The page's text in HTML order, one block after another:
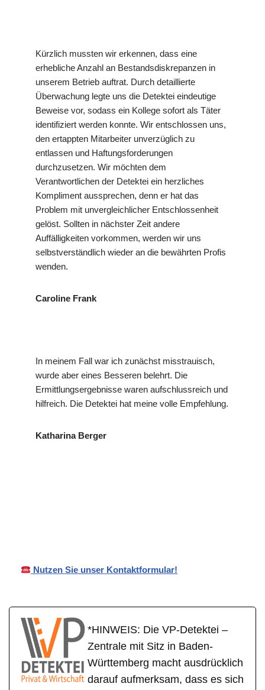
Kürzlich mussten wir erkennen, dass eine
erhebliche Anzahl an Bestandsdiskrepanzen in
unserem Betrieb auftrat. Durch detaillierte
Überwachung legte uns die Detektei eindeutige
Beweise vor, sodass ein Kollege sofort als Täter
identifiziert werden konnte. Wir entschlossen uns,
den ertappten Mitarbeiter unverzüglich zu
entlassen und Haftungsforderungen
durchzusetzen. Wir möchten dem
Verantwortlichen der Detektei ein herzliches
Kompliment aussprechen, denn er hat das
Problem mit unvergleichlicher Entschlossenheit
gelöst. Sollten in nächster Zeit andere
Auffälligkeiten vorkommen, werden wir uns
selbstverständlich wieder an die bewährten Profis
wenden.
Caroline Frank
In meinem Fall war ich zunächst misstrauisch,
wurde aber eines Besseren belehrt. Die
Ermittlungsergebnisse waren aufschlussreich und
hilfreich. Die Detektei hat meine volle Empfehlung.
Katharina Berger
Nutzen Sie unser Kontaktformular!
*HINWEIS: Die VP-Detektei –
Zentrale mit Sitz in Baden-
Württemberg macht ausdrücklich
darauf aufmerksam, dass es sich